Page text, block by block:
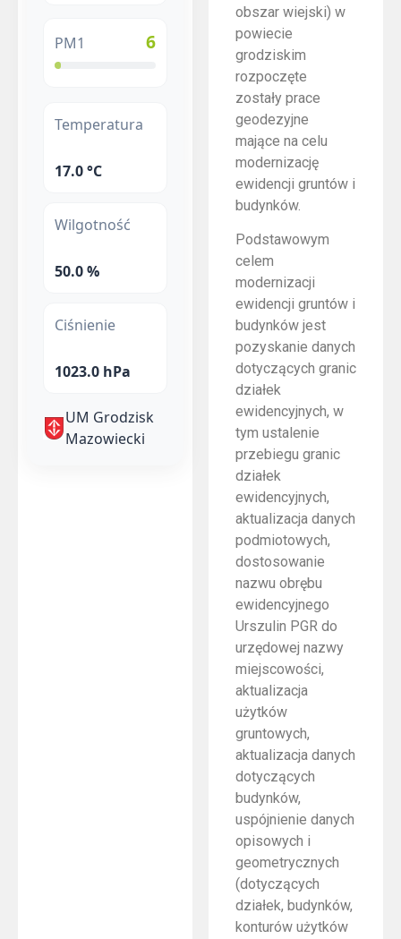
PM1 6
Temperatura
17.0 °C
Wilgotność
50.0 %
Ciśnienie
1023.0 hPa
UM Grodzisk
Mazowiecki
obszar wiejski) w
powiecie
grodziskim
rozpoczęte
zostały prace
geodezyjne
mające na celu
modernizację
ewidencji gruntów i
budynków.
Podstawowym
celem
modernizacji
ewidencji gruntów i
budynków jest
pozyskanie danych
dotyczących granic
działek
ewidencyjnych, w
tym ustalenie
przebiegu granic
działek
ewidencyjnych,
aktualizacja danych
podmiotowych,
dostosowanie
nazwu obrębu
ewidencyjnego
Urszulin PGR do
urzędowej nazwy
miejscowości,
aktualizacja
użytków
gruntowych,
aktualizacja danych
dotyczących
budynków,
uspójnienie danych
opisowych i
geometrycznych
(dotyczących
działek, budynków,
konturów użytków